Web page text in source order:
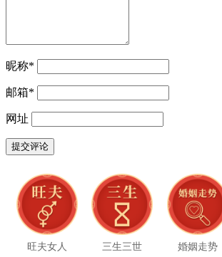
昵称*
邮箱*
网址
旺夫女人 三生三世 婚姻走势